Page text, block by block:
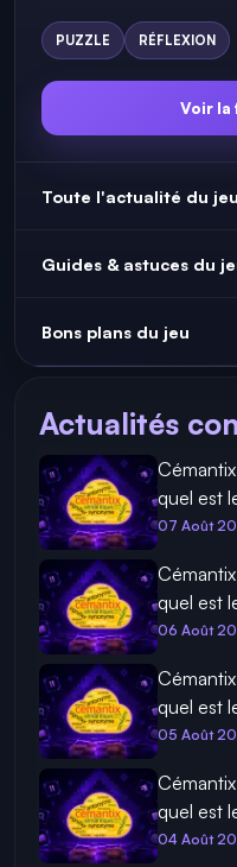
PUZZLE RÉFLEXION
Voir la
Toute l'actualité du jeu
Guides & astuces du
Bons plans du jeu
Actualités
quel est
07 Août
quel est
06 Août
quel est
05 Août
quel est
04 Août